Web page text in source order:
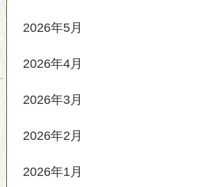
2026年5月
2026年4月
2026年3月
2026年2月
2026年1月